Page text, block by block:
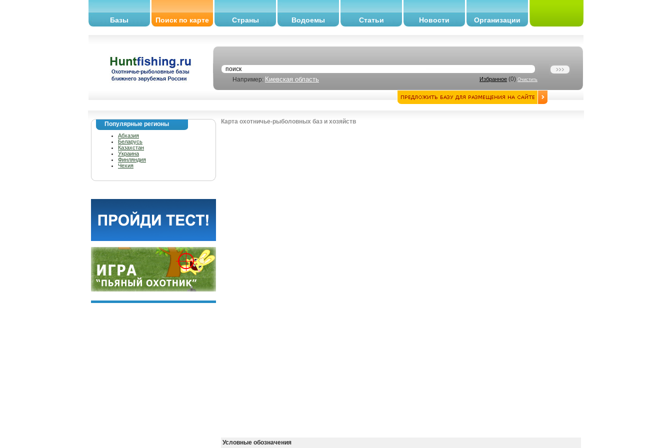
Базы Поиск по карте Страны Водоемы Статьи Новости Организации
Например: Киевская область Избранное (0) Очистить
Популярные регионы
Абхазия
Беларусь
Казахстан
Украина
Финляндия
Чехия
Карта охотничье-рыболовных баз и хозяйств
Условные обозначения